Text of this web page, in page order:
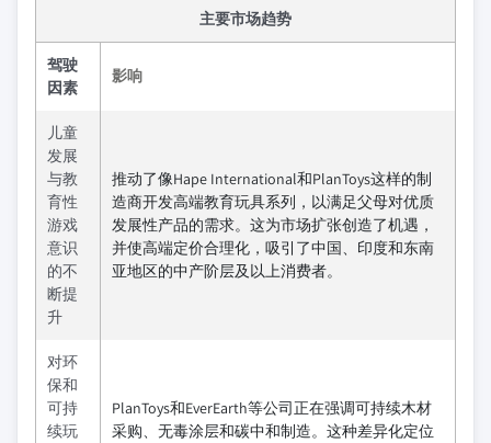
主要市场趋势
驾驶
因素
影响
儿童
发展
与教
育性
游戏
意识
的不
断提
升
推动了像Hape International和PlanToys这样的制
造商开发高端教育玩具系列，以满足父母对优质
发展性产品的需求。这为市场扩张创造了机遇，
并使高端定价合理化，吸引了中国、印度和东南
亚地区的中产阶层及以上消费者。
对环
保和
可持
续玩
PlanToys和EverEarth等公司正在强调可持续木材
采购、无毒涂层和碳中和制造。这种差异化定位